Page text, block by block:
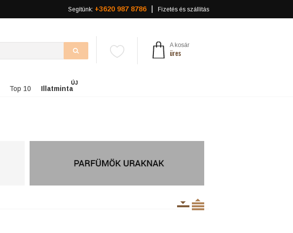
Segítünk: +3620 987 8786 Fizetés és szállítás
A kosár
üres
Top 10 Illatminta
ÚJ